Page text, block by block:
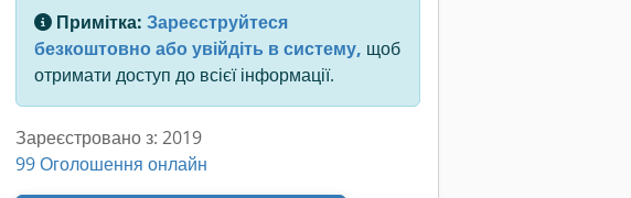
Примітка: Зареєструйтеся
безкоштовно або увійдіть в систему, щоб
отримати доступ до всієї інформації.
Зареєстровано з: 2019
99 Оголошення онлайн